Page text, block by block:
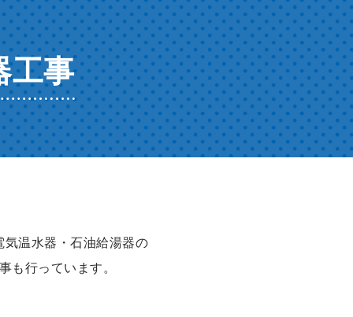
工事
気温水器・石油給湯器の
も行っています。